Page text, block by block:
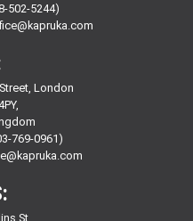
502-5244)
London
769-0961)
St